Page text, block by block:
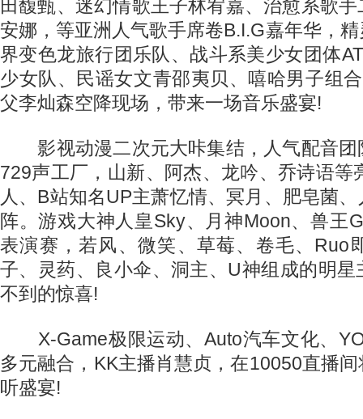
田馥甄、迷幻情歌王子林宥嘉、治愈系歌
安娜，等亚洲人气歌手席卷B.I.G嘉年华，
界变色龙旅行团乐队、战斗系美少女团体
少女队、民谣女文青邵夷贝、嘻哈男子组
父李灿森空降现场，带来一场音乐盛宴!
影视动漫二次元大咔集结，人气配音团
729声工厂，山新、阿杰、龙吟、乔诗语等
人、B站知名UP主萧忆情、冥月、肥皂菌
阵。游戏大神人皇Sky、月神Moon、兽王
表演赛，若风、微笑、草莓、卷毛、Ruo
子、灵药、良小伞、洞主、U神组成的明
不到的惊喜!
X-Game极限运动、Auto汽车文化、
多元融合，KK主播肖慧贞，在10050直播
听盛宴!